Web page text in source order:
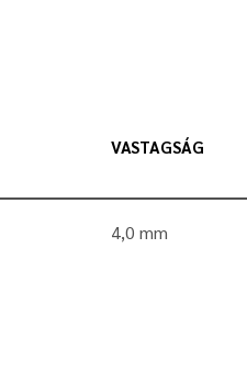
VASTAGSÁG
4,0 mm